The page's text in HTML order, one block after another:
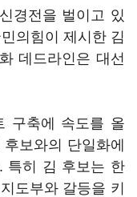
경전을 벌이고 있
의힘이 제시한 김
데드라인은 대선
구축에 속도를 올
보와의 단일화에
특히 김 후보는 한
도부와 갈등을 키